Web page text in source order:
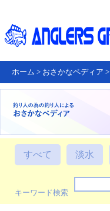
ホーム > おさかなペディア >
すべて 淡水
キーワード検索